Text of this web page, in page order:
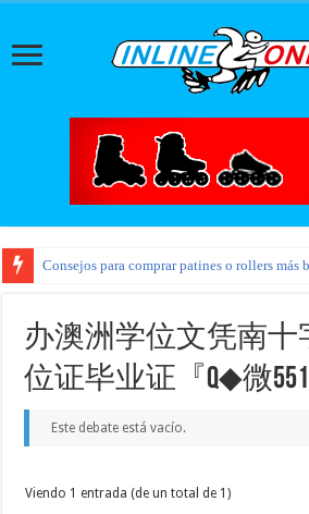
Consejos para comprar patines o rollers
办澳洲学位文凭南十
位证毕业证『Q◆微
Este debate está vacío.
Viendo 1 entrada (de un total de 1)